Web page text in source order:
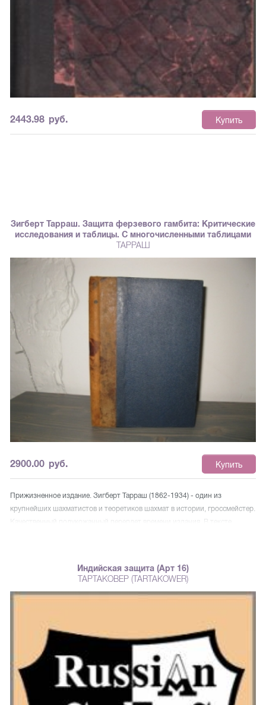
2443.98 руб. Купить
Зигберт Тарраш. Защита ферзевого гамбита: Критические
исследования и таблицы. С многочисленными таблицами
ТАРРАШ
2900.00 руб. Купить
Прижизненное издание. Зигберт Тарраш (1862-1934) - один из
крупнейших шахматистов и теоретиков шахмат в истории, гроссмейстер.
Качественный полукожанный переплет времени издания. В тексте
Индийская защита (Арт 16)
ТАРТАКОВЕР (TARTAKOWER)